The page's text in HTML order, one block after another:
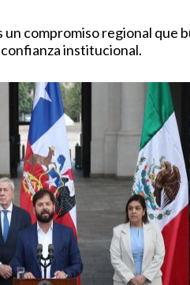
compromiso regional que
institucional.